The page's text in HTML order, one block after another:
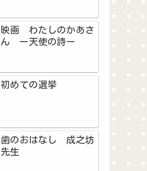
映画 わたしのかあさ
ん ー天使の詩ー
初めての選挙
歯のおはなし 成之坊
先生